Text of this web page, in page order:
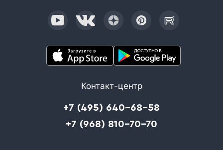
Контакт-центр
+7 (495) 640-68-58
+7 (968) 810-70-70